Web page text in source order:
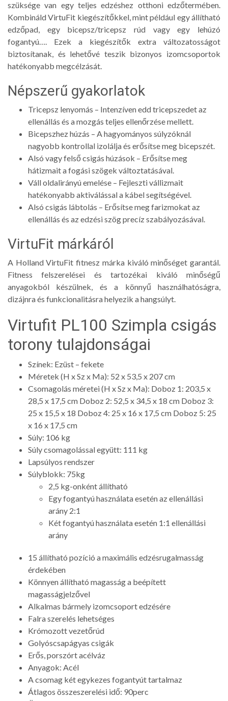
szüksége van egy teljes edzéshez otthoni edzőtermében.
Kombináld VirtuFit kiegészítőkkel, mint például egy állítható
edzőpad, egy bicepsz/tricepsz rúd vagy egy lehúzó
fogantyú…. Ezek a kiegészítők extra változatosságot
biztosítanak, és lehetővé teszik bizonyos izomcsoportok
hatékonyabb megcélzását.
Népszerű gyakorlatok
Tricepsz lenyomás – Intenzíven edd tricepszedet az
ellenállás és a mozgás teljes ellenőrzése mellett.
Bicepszhez húzás – A hagyományos súlyzóknál
nagyobb kontrollal izolálja és erősítse meg bicepszét.
Alsó vagy felső csigás húzások – Erősítse meg
hátizmait a fogási szögek változtatásával.
Váll oldalirányú emelése – Fejleszti vállizmait
hatékonyabb aktiválással a kábel segítségével.
Alsó csigás lábtolás – Erősítse meg farizmokat az
ellenállás és az edzési szög precíz szabályozásával.
VirtuFit márkáról
A Holland VirtuFit fitnesz márka kiváló minőséget garantál.
Fitness felszerelései és tartozékai kiváló minőségű
anyagokból készülnek, és a könnyű használhatóságra,
dizájnra és funkcionalitásra helyezik a hangsúlyt.
Virtufit PL100 Szimpla csigás
torony tulajdonságai
Színek: Ezüst – fekete
Méretek (H x Sz x Ma): 52 x 53,5 x 207 cm
Csomagolás méretei (H x Sz x Ma): Doboz 1: 203,5 x
28,5 x 17,5 cm Doboz 2: 52,5 x 34,5 x 18 cm Doboz 3:
25 x 15,5 x 18 Doboz 4: 25 x 16 x 17,5 cm Doboz 5: 25
x 16 x 17,5 cm
Súly: 106 kg
Súly csomagolással együtt: 111 kg
Lapsúlyos rendszer
Súlyblokk: 75kg
2,5 kg-onként állítható
Egy fogantyú használata esetén az ellenállási
arány 2:1
Két fogantyú használata esetén 1:1 ellenállási
arány
15 állítható pozíció a maximális edzésrugalmasság
érdekében
Könnyen állítható magasság a beépített
magasságjelzővel
Alkalmas bármely izomcsoport edzésére
Falra szerelés lehetséges
Krómozott vezetőrúd
Golyóscsapágyas csigák
Erős, porszórt acélváz
Anyagok: Acél
A csomag két egykezes fogantyút tartalmaz
Átlagos összeszerelési idő: 90perc